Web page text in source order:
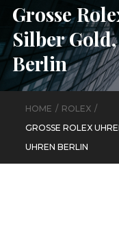
Grosse
Silber
Berlin
HOME
ROLEX
GROSSE ROLEX
UHREN BERLIN